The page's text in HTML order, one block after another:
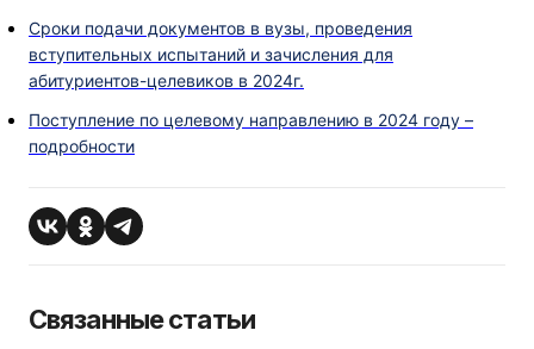
Сроки подачи документов в вузы, проведения
вступительных испытаний и зачисления для
абитуриентов-целевиков в 2024г.
Поступление по целевому направлению в 2024 году –
подробности
Связанные статьи